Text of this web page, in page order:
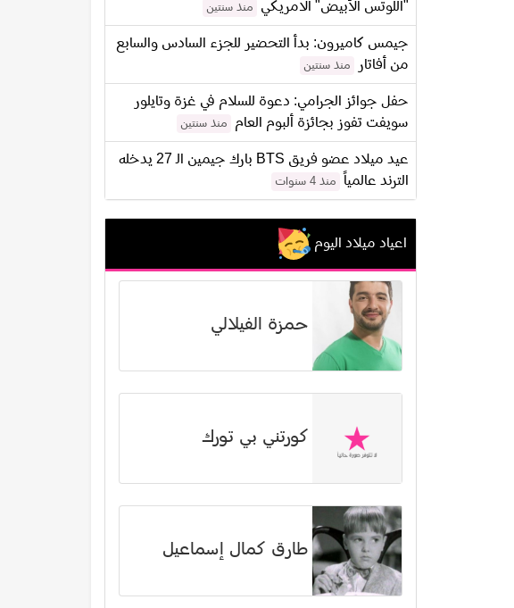
"اللوتس الأبيض" الامريكي
منذ سنتين
جيمس كاميرون: بدأ التحضير للجزء السادس والسابع
من أفاتار
منذ سنتين
حفل جوائز الجرامي: دعوة للسلام في غزة وتايلور
سويفت تفوز بجائزة ألبوم العام
منذ سنتين
عيد ميلاد عضو فريق BTS بارك جيمين الـ 27 يدخله
الترند عالمياً
منذ 4 سنوات
اعياد ميلاد اليوم
حمزة الفيلالي
كورتني بي تورك
طارق كمال إسماعيل